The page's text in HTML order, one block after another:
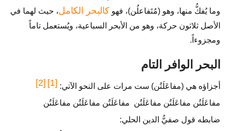
وما يُفكُّ منها، وهو (مُتَفاعلُن)، فهو كالبحر الكامل، حيث لهما في
الأصل ثلاثون حركة، وهو من الأبحر السباعية، ويُستعمل تاماً
ومجزوءاً.
البحر الوافر التام
أجزاؤه هي (مفاعَلَتُن) ست مرات على النحو الآتي: [1]
[2]
مفاعَلَتُن مفاعَلَتُن مفاعَلَتُن مفاعَلَتُن مفاعَلَتُن مفاعَلَتُن
ضابطه قول صفيُّ الدين الحلي: